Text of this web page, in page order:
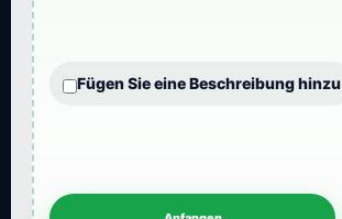
Fügen Sie eine Beschreibung hinzu